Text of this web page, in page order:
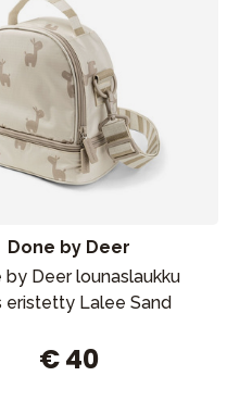
Done by Deer
by Deer lounaslaukku
eristetty Lalee Sand
€ 40